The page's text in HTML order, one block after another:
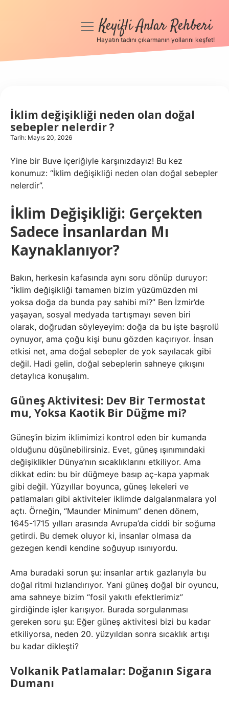
Anasayfa
Hakkımızda
menüyüKeyifli Anlar Rehberi
Hayatın tadını çıkarmanın yollarını keşfet!
İklim değişikliği neden olan doğal
sebepler nelerdir ?
Tarih: Mayıs 20, 2026
Yine bir Buve içeriğiyle karşınızdayız! Bu kez
konumuz: “İklim değişikliği neden olan doğal sebepler
nelerdir”.
İklim Değişikliği: Gerçekten
Sadece İnsanlardan Mı
Kaynaklanıyor?
Bakın, herkesin kafasında aynı soru dönüp duruyor:
“İklim değişikliği tamamen bizim yüzümüzden mi
yoksa doğa da bunda pay sahibi mi?” Ben İzmir’de
yaşayan, sosyal medyada tartışmayı seven biri
olarak, doğrudan söyleyeyim: doğa da bu işte başrolü
oynuyor, ama çoğu kişi bunu gözden kaçırıyor. İnsan
etkisi net, ama doğal sebepler de yok sayılacak gibi
değil. Hadi gelin, doğal sebeplerin sahneye çıkışını
detaylıca konuşalım.
Güneş Aktivitesi: Dev Bir Termostat
mu, Yoksa Kaotik Bir Düğme mi?
Güneş’in bizim iklimimizi kontrol eden bir kumanda
olduğunu düşünebilirsiniz. Evet, güneş ışınımındaki
değişiklikler Dünya’nın sıcaklıklarını etkiliyor. Ama
dikkat edin: bu bir düğmeye basıp aç-kapa yapmak
gibi değil. Yüzyıllar boyunca, güneş lekeleri ve
patlamaları gibi aktiviteler iklimde dalgalanmalara yol
açtı. Örneğin, “Maunder Minimum” denen dönem,
1645-1715 yılları arasında Avrupa’da ciddi bir soğuma
getirdi. Bu demek oluyor ki, insanlar olmasa da
gezegen kendi kendine soğuyup ısınıyordu.
Ama buradaki sorun şu: insanlar artık gazlarıyla bu
doğal ritmi hızlandırıyor. Yani güneş doğal bir oyuncu,
ama sahneye bizim “fosil yakıtlı efektlerimiz”
girdiğinde işler karışıyor. Burada sorgulanması
gereken soru şu: Eğer güneş aktivitesi bizi bu kadar
etkiliyorsa, neden 20. yüzyıldan sonra sıcaklık artışı
bu kadar dikleşti?
Volkanik Patlamalar: Doğanın Sigara
Dumanı